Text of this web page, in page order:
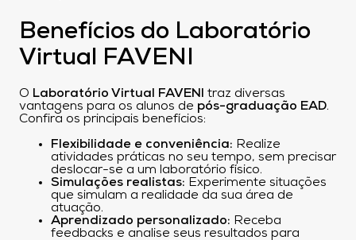
Benefícios do Laboratório
Virtual FAVENI
O Laboratório Virtual FAVENI
traz diversas
vantagens para os alunos de pós-graduação EAD.
Confira os principais benefícios:
Flexibilidade e conveniência: Realize
atividades práticas no seu tempo, sem precisar
deslocar-se a um laboratório físico.
Simulações realistas: Experimente situações
que simulam a realidade da sua área de
atuação.
Aprendizado personalizado: Receba
feedbacks e analise seus resultados para